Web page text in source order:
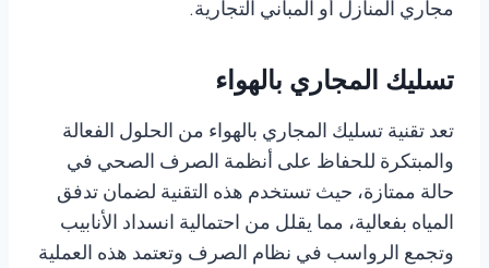
مجاري المنازل أو المباني التجارية.
تسليك المجاري بالهواء
تعد تقنية تسليك المجاري بالهواء من الحلول الفعالة
والمبتكرة للحفاظ على أنظمة الصرف الصحي في
حالة ممتازة، حيث تستخدم هذه التقنية لضمان تدفق
المياه بفعالية، مما يقلل من احتمالية انسداد الأنابيب
وتجمع الرواسب في نظام الصرف وتعتمد هذه العملية